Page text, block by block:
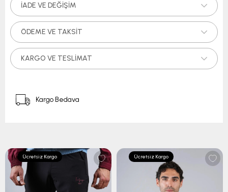
İADE VE DEĞIŞIM
ÖDEME VE TAKSIT
KARGO VE TESLIMAT
Kargo Bedava
Ücretsiz Kargo Ücretsiz Kargo